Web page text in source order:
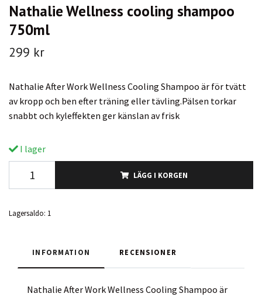
Nathalie Wellness cooling shampoo
750ml
299 kr
Nathalie After Work Wellness Cooling Shampoo är för tvätt
av kropp och ben efter träning eller tävling.Pälsen torkar
snabbt och kyleffekten ger känslan av frisk
I lager
LÄGG I KORGEN
Lagersaldo: 1
INFORMATION RECENSIONER
Nathalie After Work Wellness Cooling Shampoo är